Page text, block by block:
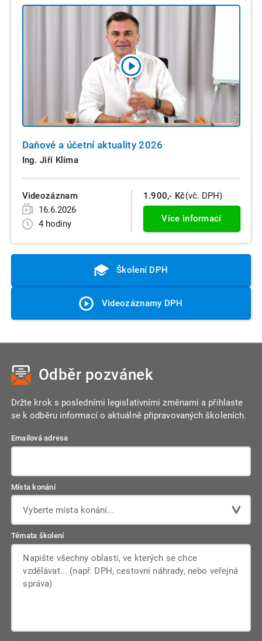
Daňové a účetní aktuality 2026
Ing. Jiří Klíma
Videozáznam
16.6.2026
4 hodiny
1.900,- Kč(vč. DPH)
Více informací
Školení DPH
Videozáznamy DPH
Odběr pozvánek
Držte krok s posledními legislativními změnami a přihlaste
se k odběru informací o aktuálně připravovaných školeních.
Emailová adresa
Místa konání
Vyberte místa konání...
Témata školení